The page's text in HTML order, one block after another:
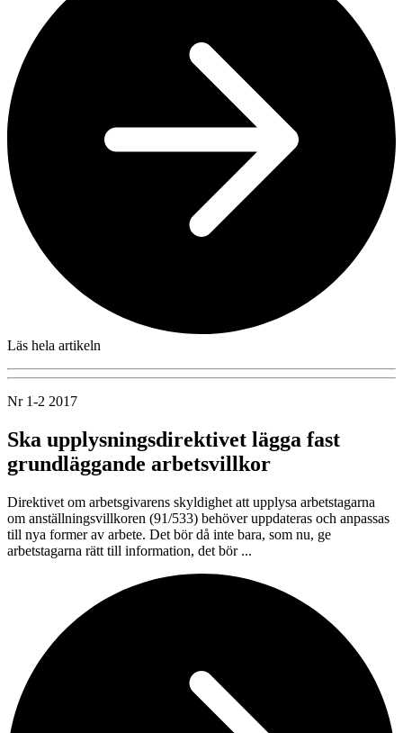
Läs hela artikeln
Nr 1-2 2017
Ska upplysningsdirektivet lägga fast
grundläggande arbetsvillkor
Direktivet om arbetsgivarens skyldighet att upplysa arbetstagarna
om anställningsvillkoren (91/533) behöver uppdateras och anpassas
till nya former av arbete. Det bör då inte bara, som nu, ge
arbetstagarna rätt till information, det bör ...